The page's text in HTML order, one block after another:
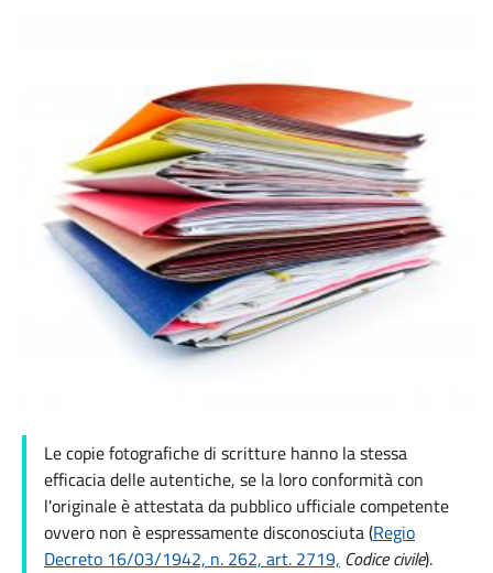
Le copie fotografiche di scritture hanno la stessa
efficacia delle autentiche, se la loro conformità con
l'originale è attestata da pubblico ufficiale competente
ovvero non è espressamente disconosciuta (Regio
Decreto 16/03/1942, n. 262, art. 2719, Codice civile).